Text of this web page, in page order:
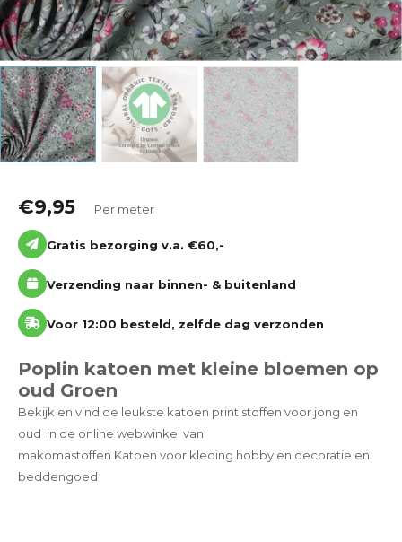
€9,95 Per meter
Gratis bezorging v.a. €60,-
Verzending naar binnen- & buitenland
Voor 12:00 besteld, zelfde dag verzonden
Poplin katoen met kleine bloemen op
oud Groen
Bekijk en vind de leukste katoen print stoffen voor jong en
oud in de online webwinkel van
makomastoffen Katoen voor kleding hobby en decoratie en
beddengoed